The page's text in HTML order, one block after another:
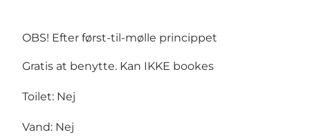
OBS! Efter først-til-mølle princippet
Gratis at benytte. Kan IKKE bookes
Toilet: Nej
Vand: Nej